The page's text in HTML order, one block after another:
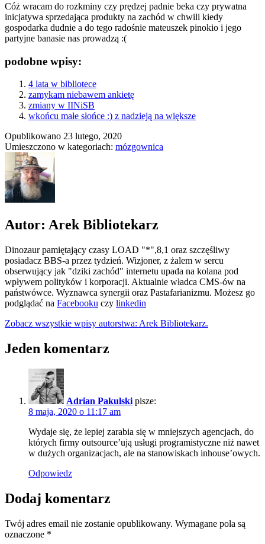
Cóż wracam do rozkminy czy prędzej padnie beka czy prywatna
inicjatywa sprzedająca produkty na zachód w chwili kiedy
gospodarka dudnie a do tego radośnie mateuszek pinokio i jego
partyjne banasie nas prowadzą :(
podobne wpisy:
4 lata w bibliotece
zamykam niebawem ankietę
zmiany w IINiSB
wkońcu małe słońce :) z nadzieją na większe
Opublikowano 23 lutego, 2020
Umieszczono w kategoriach: mózgownica
Autor: Arek Bibliotekarz
Dinozaur pamiętający czasy LOAD "*",8,1 oraz szczęśliwy
posiadacz BBS-a przez tydzień. Wizjoner, z żalem w sercu
obserwujący jak "dziki zachód" internetu upada na kolana pod
wpływem polityków i korporacji. Aktualnie władca CMS-ów na
państwówce. Wyznawca synergii oraz Pastafarianizmu. Możesz go
podglądać na Facebooku czy linkedin
Zobacz wszystkie wpisy autorstwa: Arek Bibliotekarz.
Jeden komentarz
Adrian Pakulski pisze:
8 maja, 2020 o 11:17 am
Wydaje się, że lepiej zarabia się w mniejszych agencjach, do
których firmy outsource’ują usługi programistyczne niż nawet
w dużych organizacjach, ale na stanowiskach inhouse’owych.
Odpowiedz
Dodaj komentarz
Twój adres email nie zostanie opublikowany. Wymagane pola są
oznaczone *